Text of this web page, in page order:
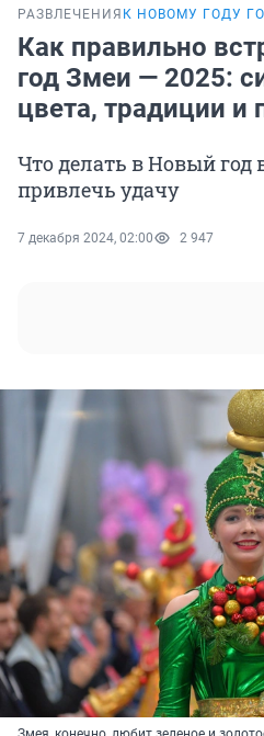
РАЗВЛЕЧЕНИЯ К НОВОМУ ГОДУ
Как правильно
год Змеи — 2025:
цвета, традиции и
Что делать в Новый год
привлечь удачу
7 декабря 2024, 02:00 2 947